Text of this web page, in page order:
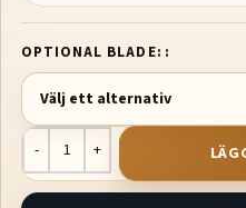
OPTIONAL BLADE: